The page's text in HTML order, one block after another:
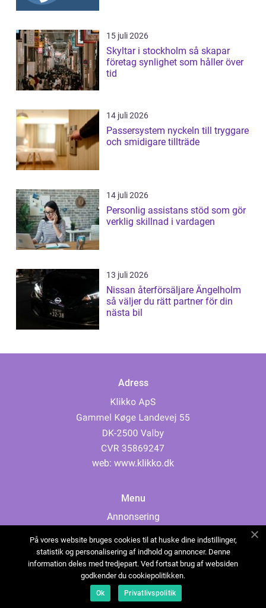
15 juli 2026
Skyltar i stockholm så skapar
företag synlighet som håller över
tid
14 juli 2026
Passersystem nyckeln till tryggare
och smidigare tillträde
14 juli 2026
Personlig assistans stöd som gör
verklig skillnad i vardagen
13 juli 2026
Nissan återförsäljare Ängelholm
så väljer du rätt partner för din
nästa bil
Adress
web: www.klikko.dk
Menu
Annonsering
Cookies
Kontakta oss
Sitemap
På vores website bruges cookies til at huske dine indstillinger,
statistik og personalisering af indhold og annoncer. Denne
information deles med tredjepart. Ved fortsat brug af websiden
godkender du cookiepolitikken.
Ok Privatlivspolitik